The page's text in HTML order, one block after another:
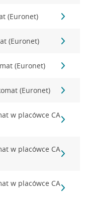
(Euronet)
(Euronet)
(Euronet)
(Euronet)
w placówce CA
w placówce CA
w placówce CA